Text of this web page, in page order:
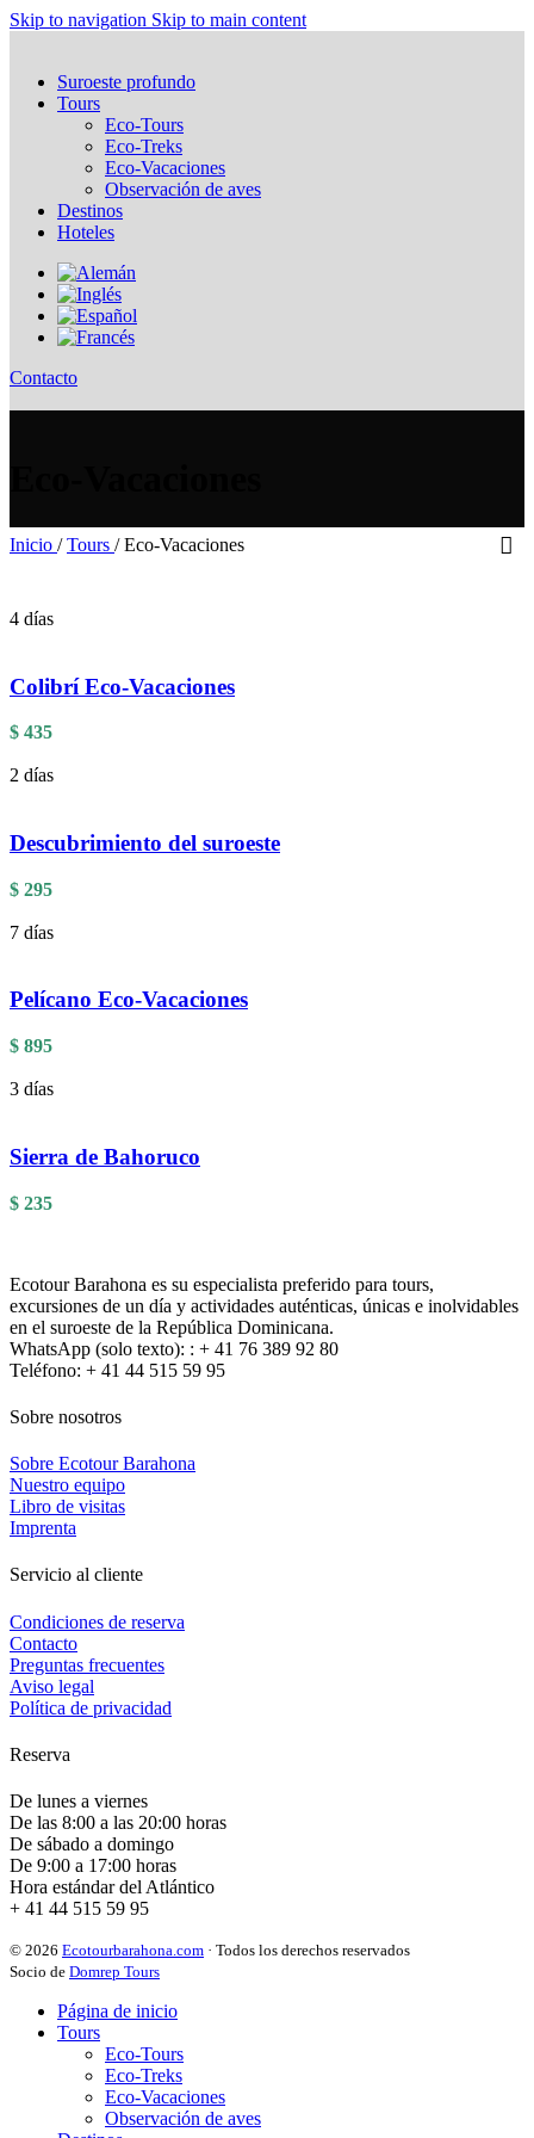
Skip to navigation Skip to main content
Suroeste profundo
Tours
Eco-Tours
Eco-Treks
Eco-Vacaciones
Observación de aves
Destinos
Hoteles
Contacto
Inicio / Tours / Eco-Vacaciones
4 días
Colibrí Eco-Vacaciones
$ 435
2 días
Descubrimiento del suroeste
$ 295
7 días
Pelícano Eco-Vacaciones
$ 895
3 días
Sierra de Bahoruco
$ 235
Ecotour Barahona es su especialista preferido para tours,
excursiones de un día y actividades auténticas, únicas e inolvidables
en el suroeste de la República Dominicana.
WhatsApp (solo texto): : + 41 76 389 92 80
Teléfono: + 41 44 515 59 95
Sobre nosotros
Sobre Ecotour Barahona
Nuestro equipo
Libro de visitas
Imprenta
Servicio al cliente
Condiciones de reserva
Contacto
Preguntas frecuentes
Aviso legal
Política de privacidad
Reserva
De lunes a viernes
De las 8:00 a las 20:00 horas
De sábado a domingo
De 9:00 a 17:00 horas
Hora estándar del Atlántico
+ 41 44 515 59 95
© 2026 Ecotourbarahona.com · Todos los derechos reservados
Socio de Domrep Tours
Página de inicio
Tours
Eco-Tours
Eco-Treks
Eco-Vacaciones
Observación de aves